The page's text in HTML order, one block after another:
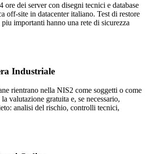
ore dei server con disegni tecnici e database
off-site in datacenter italiano. Test di restore
importanti hanno una rete di sicurezza
Industriale
rientrano nella NIS2 come soggetti o come
valutazione gratuita e, se necessario,
analisi del rischio, controlli tecnici,